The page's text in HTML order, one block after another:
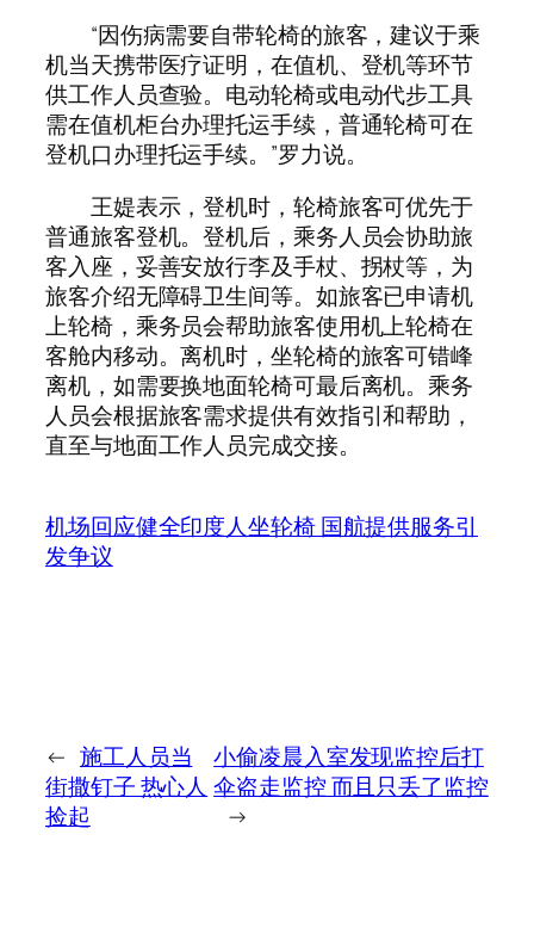
“因伤病需要自带轮椅的旅客，建议于乘
机当天携带医疗证明，在值机、登机等环节
供工作人员查验。电动轮椅或电动代步工具
需在值机柜台办理托运手续，普通轮椅可在
登机口办理托运手续。”罗力说。
王媞表示，登机时，轮椅旅客可优先于
普通旅客登机。登机后，乘务人员会协助旅
客入座，妥善安放行李及手杖、拐杖等，为
旅客介绍无障碍卫生间等。如旅客已申请机
上轮椅，乘务员会帮助旅客使用机上轮椅在
客舱内移动。离机时，坐轮椅的旅客可错峰
离机，如需要换地面轮椅可最后离机。乘务
人员会根据旅客需求提供有效指引和帮助，
直至与地面工作人员完成交接。
机场回应健全印度人坐轮椅 国航提供服务引
发争议
← 施工人员当
街撒钉子 热心人
捡起
小偷凌晨入室发现监控后打
伞盗走监控 而且只丢了监控
→